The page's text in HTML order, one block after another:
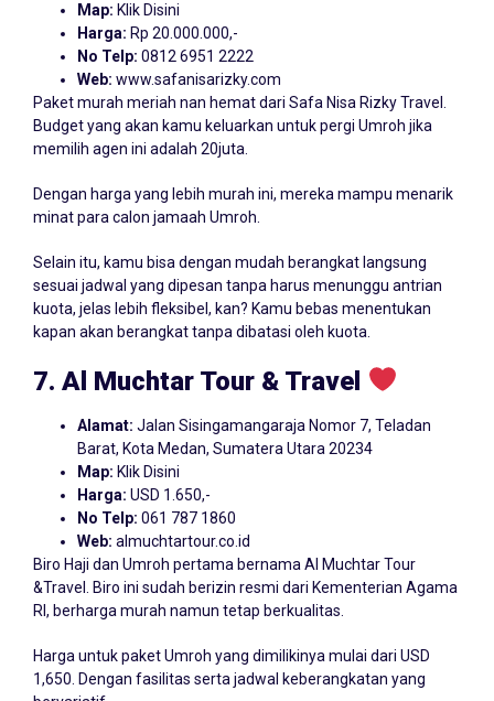
Map: Klik Disini
Harga: Rp 20.000.000,-
No Telp: 0812 6951 2222
Web: www.safanisarizky.com
Paket murah meriah nan hemat dari Safa Nisa Rizky Travel.
Budget yang akan kamu keluarkan untuk pergi Umroh jika
memilih agen ini adalah 20juta.
Dengan harga yang lebih murah ini, mereka mampu menarik
minat para calon jamaah Umroh.
Selain itu, kamu bisa dengan mudah berangkat langsung
sesuai jadwal yang dipesan tanpa harus menunggu antrian
kuota, jelas lebih fleksibel, kan? Kamu bebas menentukan
kapan akan berangkat tanpa dibatasi oleh kuota.
7. Al Muchtar Tour & Travel
Alamat: Jalan Sisingamangaraja Nomor 7, Teladan
Barat, Kota Medan, Sumatera Utara 20234
Map: Klik Disini
Harga: USD 1.650,-
No Telp: 061 787 1860
Web: almuchtartour.co.id
Biro Haji dan Umroh pertama bernama Al Muchtar Tour
&Travel. Biro ini sudah berizin resmi dari Kementerian Agama
RI, berharga murah namun tetap berkualitas.
Harga untuk paket Umroh yang dimilikinya mulai dari USD
1,650. Dengan fasilitas serta jadwal keberangkatan yang